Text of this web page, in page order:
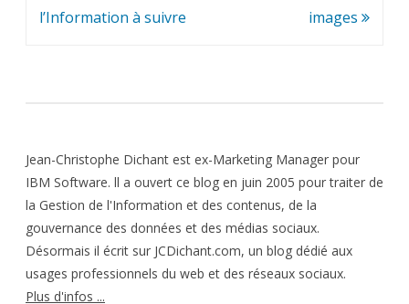
l’article
l’Information à suivre
images
Jean-Christophe Dichant est ex-Marketing Manager pour
IBM Software. ll a ouvert ce blog en juin 2005 pour traiter de
la Gestion de l'Information et des contenus, de la
gouvernance des données et des médias sociaux.
Désormais il écrit sur JCDichant.com, un blog dédié aux
usages professionnels du web et des réseaux sociaux.
Plus d'infos ...